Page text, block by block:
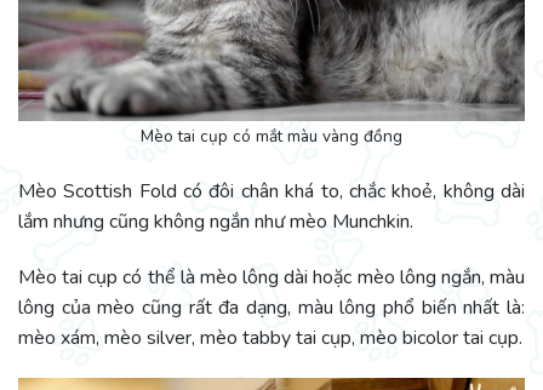
Mèo tai cụp có mắt màu vàng đồng
Mèo Scottish Fold có đôi chân khá to, chắc khoẻ, không dài
lắm nhưng cũng không ngắn như mèo Munchkin.
Mèo tai cụp có thể là mèo lông dài hoặc mèo lông ngắn, màu
lông của mèo cũng rất đa dạng, màu lông phổ biến nhất là:
mèo xám, mèo silver, mèo tabby tai cụp, mèo bicolor tai cụp.